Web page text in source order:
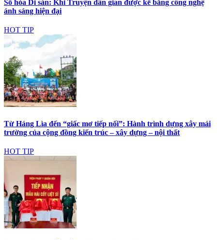
Số hóa Di sản: Khi Truyện dân gian được kể bằng công nghệ
ánh sáng hiện đại
HOT TIP
Từ Háng Lìa đến “giấc mơ tiếp nối”: Hành trình dựng xây mái
trường của cộng đồng kiến trúc – xây dựng – nội thất
HOT TIP